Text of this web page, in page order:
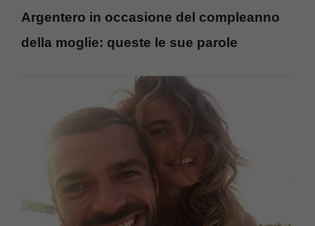
Argentero in occasione del compleanno
della moglie: queste le sue parole